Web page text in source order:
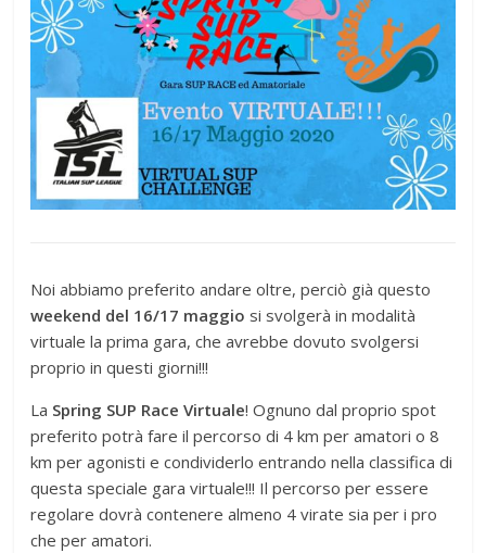
Noi abbiamo preferito andare oltre, perciò già questo
weekend del 16/17 maggio si svolgerà in modalità
virtuale la prima gara, che avrebbe dovuto svolgersi
proprio in questi giorni!!!
La Spring SUP Race Virtuale! Ognuno dal proprio spot
preferito potrà fare il percorso di 4 km per amatori o 8
km per agonisti e condividerlo entrando nella classifica di
questa speciale gara virtuale!!! Il percorso per essere
regolare dovrà contenere almeno 4 virate sia per i pro
che per amatori.